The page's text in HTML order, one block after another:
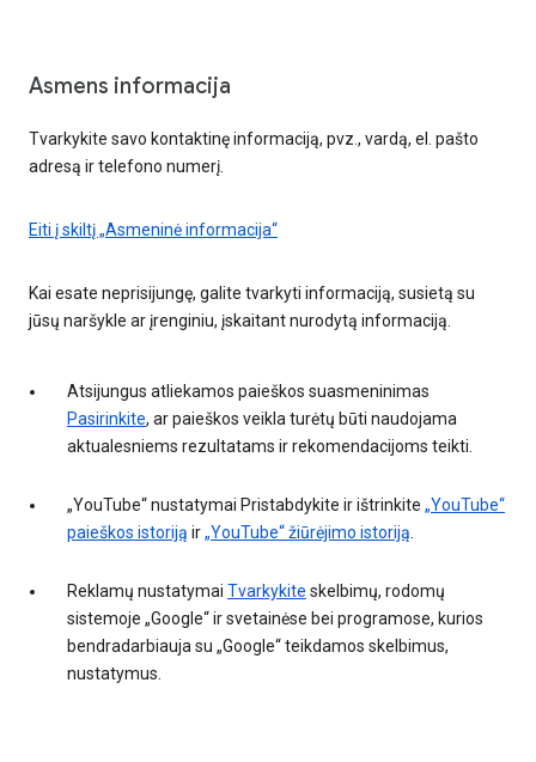
Asmens informacija
Tvarkykite savo kontaktinę informaciją, pvz., vardą, el. pašto
adresą ir telefono numerį.
Eiti į skiltį „Asmeninė informacija“
Kai esate neprisijungę, galite tvarkyti informaciją, susietą su
jūsų naršykle ar įrenginiu, įskaitant nurodytą informaciją.
Atsijungus atliekamos paieškos suasmeninimas
Pasirinkite, ar paieškos veikla turėtų būti naudojama
aktualesniems rezultatams ir rekomendacijoms teikti.
„YouTube“ nustatymai Pristabdykite ir ištrinkite „YouTube“
paieškos istoriją ir„YouTube“ žiūrėjimo istoriją
Reklamų nustatymai Tvarkykite skelbimų, rodomų
sistemoje „Google“ ir svetainėse bei programose, kurios
bendradarbiauja su „Google“ teikdamos skelbimus,
nustatymus.